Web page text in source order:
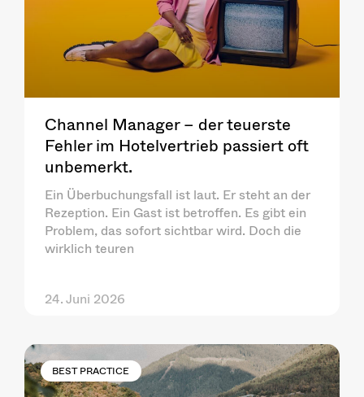
Channel Manager – der teuerste
Fehler im Hotelvertrieb passiert oft
unbemerkt.
Ein Überbuchungsfall ist laut. Er steht an der
Rezeption. Ein Gast ist betroffen. Es gibt ein
Problem, das sofort sichtbar wird. Doch die
wirklich teuren
24. Juni 2026
BEST PRACTICE